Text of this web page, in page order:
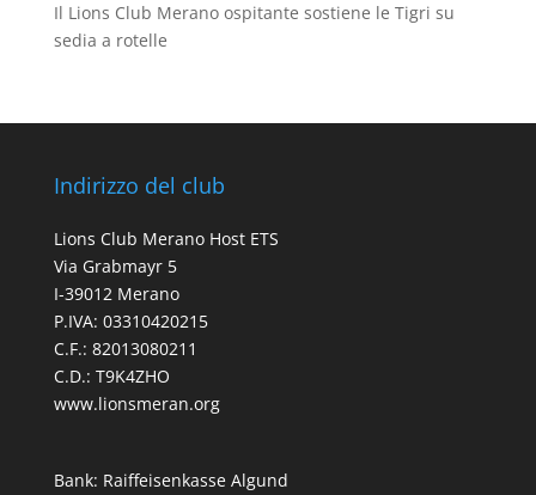
Il Lions Club Merano ospitante sostiene le Tigri su
sedia a rotelle
Indirizzo del club
Lions Club Merano Host ETS
Via Grabmayr 5
I-39012 Merano
P.IVA: 03310420215
C.F.: 82013080211
C.D.: T9K4ZHO
www.lionsmeran.org
Bank: Raiffeisenkasse Algund